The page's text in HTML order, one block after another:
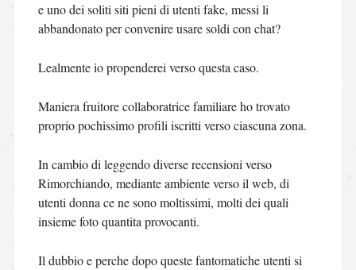
e uno dei soliti siti pieni di utenti fake, messi li
abbandonato per convenire usare soldi con chat?
Lealmente io propenderei verso questa caso.
Maniera fruitore collaboratrice familiare ho trovato
proprio pochissimo profili iscritti verso ciascuna zona.
In cambio di leggendo diverse recensioni verso
Rimorchiando, mediante ambiente verso il web, di
utenti donna ce ne sono moltissimi, molti dei quali
insieme foto quantita provocanti.
Il dubbio e perche dopo queste fantomatiche utenti si